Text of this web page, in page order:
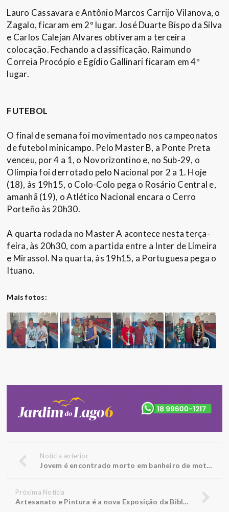
Lauro Cassavara e Antônio Marcos Carrijo Vilanova, o
Zagalo, ficaram em 2º lugar. José Duarte Bispo da Silva
e Carlos Calejan Alvares obtiveram a terceira
colocação. Fechando a classificação, Raimundo
Correia Procópio e Egídio Gallinari ficaram em 4º
lugar.
FUTEBOL
O final de semana foi movimentado nos campeonatos
de futebol minicampo. Pelo Master B, a Ponte Preta
venceu, por 4 a 1, o Novorizontino e, no Sub-29, o
Olimpia foi derrotado pelo Nacional por 2 a 1. Hoje
(18), às 19h15, o Colo-Colo pega o Rosário Central e,
amanhã (19), o Atlético Nacional encara o Cerro
Porteño às 20h30.
A quarta rodada no Master A acontece nesta terça-
feira, às 20h30, com a partida entre a Inter de Limeira
e Mirassol. Na quarta, às 19h15, a Portuguesa pega o
Ituano.
Mais fotos:
Notícia anterior
Jovem é encontrado morto em banheiro de motel em Birigui
Próxima Notícia
Artesanato e Pintura é a nova Exposição da Biblioteca FUNEPE